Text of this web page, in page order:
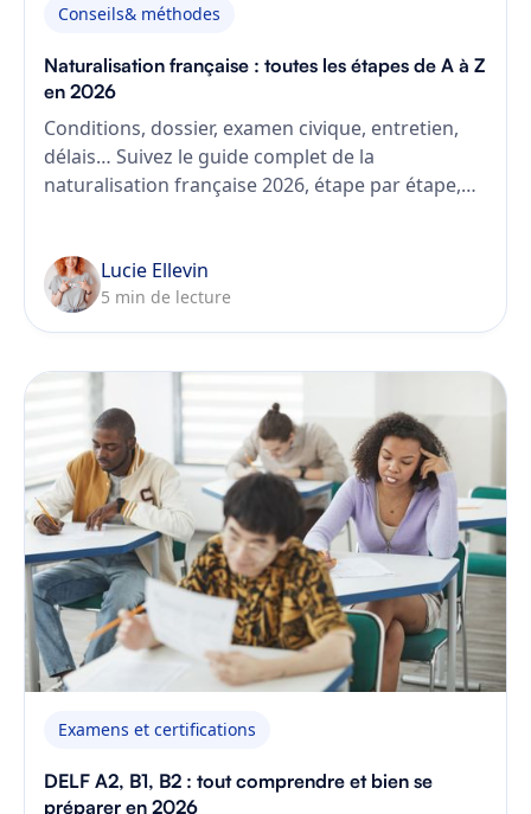
Conseils& méthodes
Naturalisation française : toutes les étapes de A à Z
en 2026
Conditions, dossier, examen civique, entretien,
délais… Suivez le guide complet de la
naturalisation française 2026, étape par étape,
Lucie Ellevin
5 min de lecture
Examens et certifications
DELF A2, B1, B2 : tout comprendre et bien se
préparer en 2026